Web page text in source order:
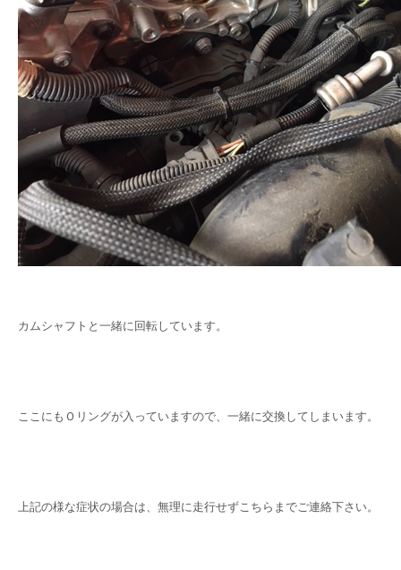
カムシャフトと一緒に回転しています。
ここにもＯリングが入っていますので、一緒に交換してしまいます。
上記の様な症状の場合は、無理に走行せずこちらまでご連絡下さい。